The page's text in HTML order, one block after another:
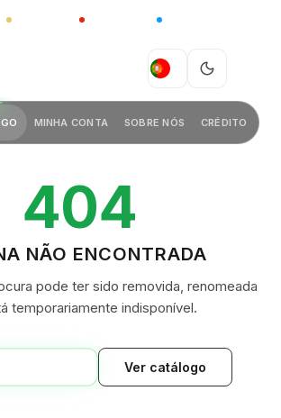
CHINA
PT
MINHA CONTA SOBRE NÓS CRÉDITO
404
NÃO ENCONTRADA
pode ter sido removida, renomeada
temporariamente indisponível.
Ver catálogo